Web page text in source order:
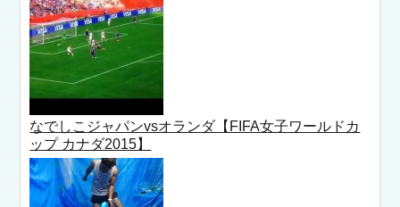
なでしこジャパンvsオランダ【FIFA女子ワールドカ
ップ カナダ2015】